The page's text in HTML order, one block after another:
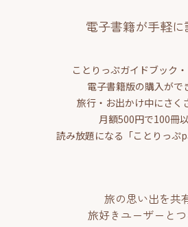
電子書籍が手軽に
ことりっぷガイドブック
電子書籍版の購入がで
旅行・お出かけ中にさく
月額500円で100冊
読み放題になる「ことりっぷ
旅の思い出を共
旅好きユーザーとつ